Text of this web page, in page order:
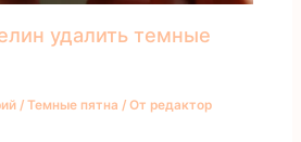
удалить темные
/Темные пятна / От редактор